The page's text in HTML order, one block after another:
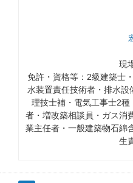
現
免許・資格等：2級建築士
水装置責任技術者・排水
理技士補・電気工事士2
者・増改築相談員・ガス消
業主任者・一般建築物石綿
生